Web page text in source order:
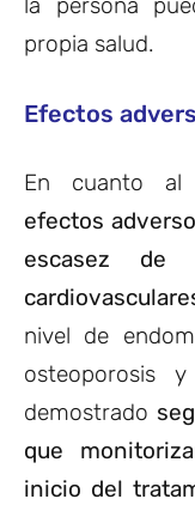
la persona
propia salud.
Efectos
En cuanto al
efectos
escasez de
nivel de
osteoporosis
demostrado
que
inicio del